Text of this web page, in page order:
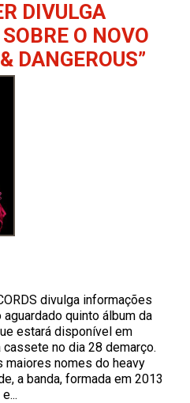
DIVULGA
O NOVO
DANGEROUS”
divulga informações
quinto álbum da
estará disponível em
no dia 28 demarço.
maiores nomes do heavy
a banda, formada em 2013